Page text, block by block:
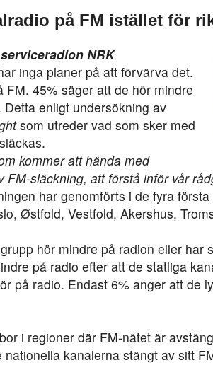
på FM istället för
NRK
inga planer på att förvärva det.
45% säger att de hör mindre
enligt undersökning av
som utreder vad som sker med
kommer att hända med
släckning, att förstå inför vår
har genomförts i de fyra
Østfold, Vestfold, Akershus,
hör mindre på radion eller har
på radio efter att de statliga
på radio. Endast 6% anger att de
i regioner där FM-nätet är
kanalerna stängt av sitt